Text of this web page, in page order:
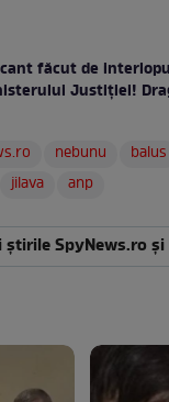
făcut de
Justiţiei!
nebunu balus
jilava anp
SpyNews.ro și